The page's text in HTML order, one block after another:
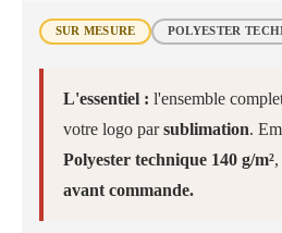
SUR MESURE POLYESTER
L'essentiel : l'ensemble
votre logo parsublimation.
Polyester technique 140 g/m²,
avant commande.